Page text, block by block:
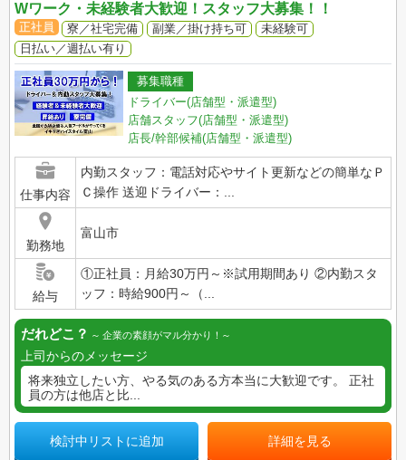
Wワーク・未経験者大歓迎！スタッフ大募集！！
正社員 寮／社宅完備 副業／掛け持ち可
未経験可
日払い／週払い有り
募集職種
ドライバー(店舗型・派遣型)
店舗スタッフ(店舗型・派遣型)
店長/幹部候補(店舗型・派遣型)
仕事内容
内勤スタッフ：電話対応やサイト更新などの簡単なＰ
Ｃ操作 送迎ドライバー：...
勤務地
富山市
給与
①正社員：月給30万円～※試用期間あり ②内勤スタ
ッフ：時給900円～（...
だれどこ？ 企業の素顔がマル分かり！
上司からのメッセージ
将来独立したい方、やる気のある方本当に大歓迎です。 正社
員の方は他店と比...
検討中リストに追加 詳細を見る